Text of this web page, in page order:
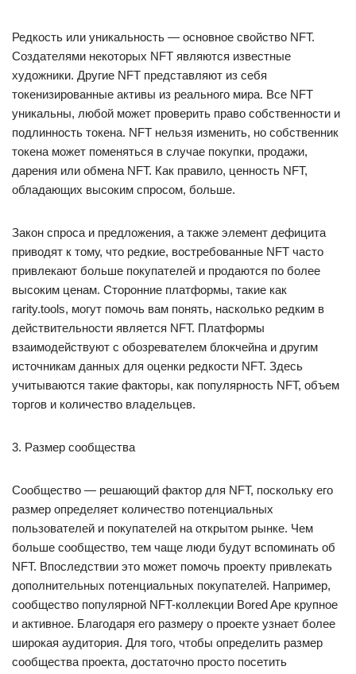
Редкость или уникальность — основное свойство NFT.
Создателями некоторых NFT являются известные
художники. Другие NFT представляют из себя
токенизированные активы из реального мира. Все NFT
уникальны, любой может проверить право собственности и
подлинность токена. NFT нельзя изменить, но собственник
токена может поменяться в случае покупки, продажи,
дарения или обмена NFT. Как правило, ценность NFT,
обладающих высоким спросом, больше.
Закон спроса и предложения, а также элемент дефицита
приводят к тому, что редкие, востребованные NFT часто
привлекают больше покупателей и продаются по более
высоким ценам. Сторонние платформы, такие как
rarity.tools, могут помочь вам понять, насколько редким в
действительности является NFT. Платформы
взаимодействуют с обозревателем блокчейна и другим
источникам данных для оценки редкости NFT. Здесь
учитываются такие факторы, как популярность NFT, объем
торгов и количество владельцев.
3. Размер сообщества
Сообщество — решающий фактор для NFT, поскольку его
размер определяет количество потенциальных
пользователей и покупателей на открытом рынке. Чем
больше сообщество, тем чаще люди будут вспоминать об
NFT. Впоследствии это может помочь проекту привлекать
дополнительных потенциальных покупателей. Например,
сообщество популярной NFT-коллекции Bored Ape крупное
и активное. Благодаря его размеру о проекте узнает более
широкая аудитория. Для того, чтобы определить размер
сообщества проекта, достаточно просто посетить